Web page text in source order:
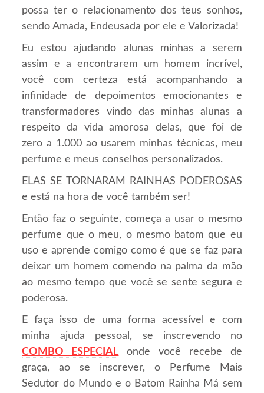
possa ter o relacionamento dos teus sonhos,
sendo Amada, Endeusada por ele e Valorizada!
Eu estou ajudando alunas minhas a serem
assim e a encontrarem um homem incrível,
você com certeza está acompanhando a
infinidade de depoimentos emocionantes e
transformadores vindo das minhas alunas a
respeito da vida amorosa delas, que foi de
zero a 1.000 ao usarem minhas técnicas, meu
perfume e meus conselhos personalizados.
ELAS SE TORNARAM RAINHAS PODEROSAS
e está na hora de você também ser!
Então faz o seguinte, começa a usar o mesmo
perfume que o meu, o mesmo batom que eu
uso e aprende comigo como é que se faz para
deixar um homem comendo na palma da mão
ao mesmo tempo que você se sente segura e
poderosa.
E faça isso de uma forma acessível e com
minha ajuda pessoal, se inscrevendo no
COMBO ESPECIAL onde você recebe de
graça, ao se inscrever, o Perfume Mais
Sedutor do Mundo e o Batom Rainha Má sem